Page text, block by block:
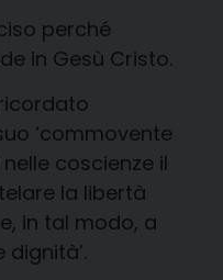
perché
in Gesù Cristo.
‘commovente
coscienze il
la libertà
in tal modo, a